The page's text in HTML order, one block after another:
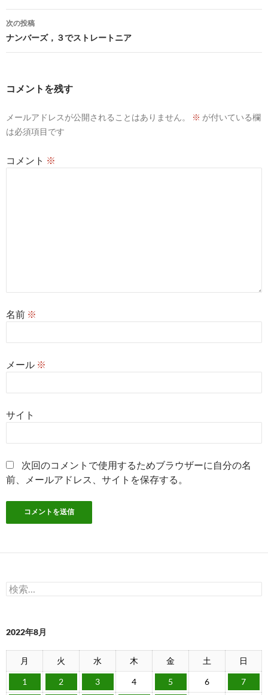
ナ
ビ
ゲ
ョ
次の投稿
ナンバーズ，３でストレートニア
コメントを残す
メールアドレスが公開されることはありません。 ※ が付いている欄
は必須項目です
コメント ※
名前 ※
メール ※
サイト
次回のコメントで使用するためブラウザーに自分の名
前、メールアドレス、サイトを保存する。
検
索:
2022年8月
月 火 水 木 金 土 日
1 2 3 4 5 6 7